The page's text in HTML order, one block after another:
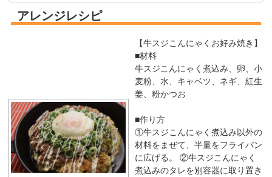
アレンジレシピ
【牛スジこんにゃくお好み焼き】
■材料
牛スジこんにゃく煮込み、卵、小
麦粉、水、キャベツ、ネギ、紅生
姜、粉かつお
■作り方
①牛スジこんにゃく煮込み以外の
材料をまぜて、半量をフライパン
に広げる。 ②牛スジこんにゃく
煮込みのタレを別容器に取り置き